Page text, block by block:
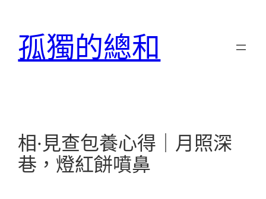
孤獨的總和
相·見查包養心得｜月照深
巷，燈紅餅噴鼻